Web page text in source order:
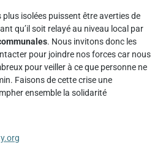
plus isolées puissent être averties de
qu’il soit relayé au niveau local par
. Nous invitons donc les
pour joindre nos forces car nous
pour veiller à ce que personne ne
Faisons de cette crise une
ensemble la solidarité